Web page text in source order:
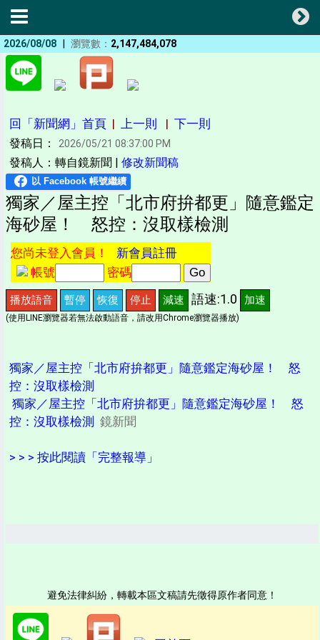
2026/08/08 | 瀏覽數： 2,147,484,078
回「新聞網」首頁 | 上一則 | 下一則
發稿日： 2026/05/21 08:37:00 PM
發稿人：轉自鏡新聞 | 修改新聞稿
獨家／屋主控「北市府拚都更」隨意鑑定
海砂屋！ 怒控：沒取樣檢測
您尚未登入會員！ 新會員註冊
帳號
密碼
播放語音 暫停 恢復 停止 減速 語速:1.0 加速
(使用LINE瀏覽器若無法啟動語音，請改用Chrome瀏覽器播放)
獨家／屋主控「北市府拚都更」隨意鑑定海砂屋！ 怒
控：沒取樣檢測
獨家／屋主控「北市府拚都更」隨意鑑定海砂屋！ 怒
控：沒取樣檢測 鏡新聞
> > > 按此閱讀「完整報導」
避免法律糾紛，轉載本區文稿請先徵得原作者同意！